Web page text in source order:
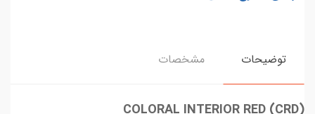
توضیحات مشخصات
(CRD) COLORAL INTERIOR RED